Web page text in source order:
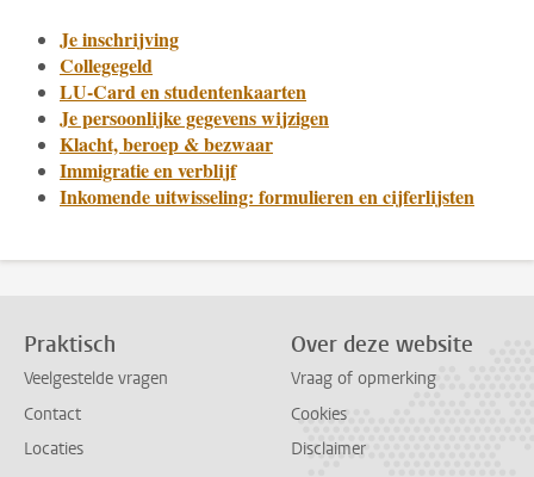
Je inschrijving
Collegegeld
LU-Card en studentenkaarten
Je persoonlijke gegevens wijzigen
Klacht, beroep & bezwaar
Immigratie en verblijf
Inkomende uitwisseling: formulieren en cijferlijsten
Praktisch
Veelgestelde vragen
Contact
Locaties
Over deze website
Vraag of opmerking
Cookies
Disclaimer